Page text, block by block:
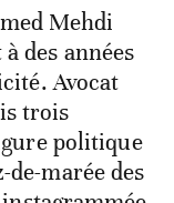
Mehdi
des années
Avocat
trois
politique
marée des